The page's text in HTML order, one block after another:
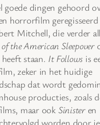
goede dingen gehoord
horrorfilm
Mitchell, die verder
the American Sleepover
staan. It Follows is
zeker in het huidige
dat wordt
producties, zoals
maar ook Sinisteren
worden door